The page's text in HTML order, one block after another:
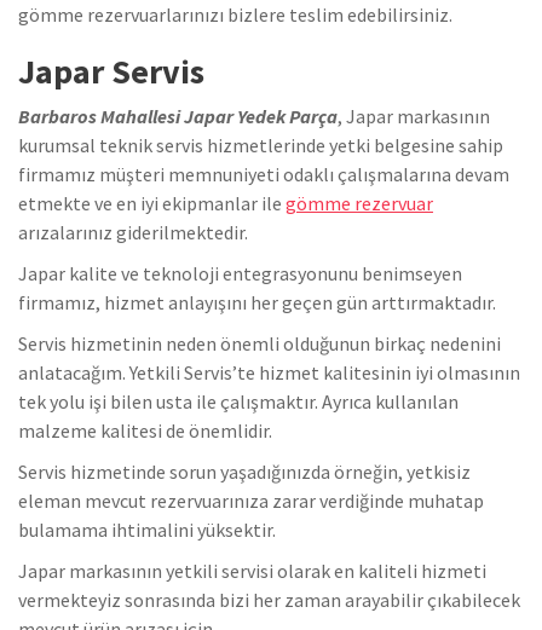
gömme rezervuarlarınızı bizlere teslim edebilirsiniz.
Japar Servis
Barbaros Mahallesi Japar Yedek Parça, Japar markasının
kurumsal teknik servis hizmetlerinde yetki belgesine sahip
firmamız müşteri memnuniyeti odaklı çalışmalarına devam
etmekte ve en iyi ekipmanlar ile gömme rezervuar
arızalarınız giderilmektedir.
Japar kalite ve teknoloji entegrasyonunu benimseyen
firmamız, hizmet anlayışını her geçen gün arttırmaktadır.
Servis hizmetinin neden önemli olduğunun birkaç nedenini
anlatacağım. Yetkili Servis’te hizmet kalitesinin iyi olmasının
tek yolu işi bilen usta ile çalışmaktır. Ayrıca kullanılan
malzeme kalitesi de önemlidir.
Servis hizmetinde sorun yaşadığınızda örneğin, yetkisiz
eleman mevcut rezervuarınıza zarar verdiğinde muhatap
bulamama ihtimalini yüksektir.
Japar markasının yetkili servisi olarak en kaliteli hizmeti
vermekteyiz sonrasında bizi her zaman arayabilir çıkabilecek